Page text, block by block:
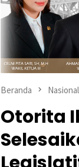
Beranda Nasional
Otorita